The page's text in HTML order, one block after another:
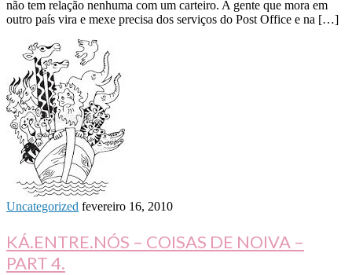
não tem relação nenhuma com um carteiro. A gente que mora em
outro país vira e mexe precisa dos serviços do Post Office e na […]
Uncategorized fevereiro 16, 2010
KÁ.ENTRE.NÓS – COISAS DE NOIVA –
PART 4.